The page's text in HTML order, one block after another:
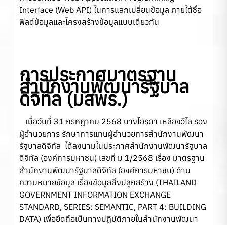
Interface (Web API) ในการแลกเปลี่ยนข้อมูล ภายใต้ชื่อ
ฟิลด์ข้อมูลและโครงสร้างข้อมูลแบบเดียวกัน
การประกาศมาตรฐาน
สำนักงานพัฒนารัฐบาล
ดิจิทัล(มสพร.)
เมื่อวันที่ 31 กรกฎาคม 2568 นางไอรดา เหลืองวิไล รอง
ผู้อำนวยการ รักษาการแทนผู้อำนวยการสำนักงานพัฒนา
รัฐบาลดิจิทัล ได้ลงนามในประกาศสำนักงานพัฒนารัฐบาล
ดิจิทัล (องค์การมหาชน) เลขที่ ม 1/2568 เรื่อง มาตรฐาน
สำนักงานพัฒนารัฐบาลดิจิทัล (องค์การมหาชน) ด้าน
ความหมายข้อมูล เรื่องข้อมูลสิ่งปลูกสร้าง (THAILAND
GOVERNMENT INFORMATION EXCHANGE
STANDARD, SERIES: SEMANTIC, PART 4: BUILDING
DATA) เพื่อยึดถือเป็นทางปฏิบัติภายในสำนักงานพัฒนา